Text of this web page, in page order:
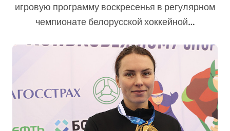
игровую программу воскресенья в регулярном
чемпионате белорусской хоккейной…